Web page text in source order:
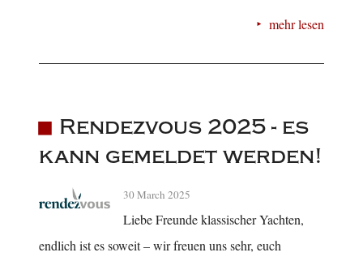
mehr lesen
Rendezvous 2025 - es
kann gemeldet werden!
30 March 2025
Liebe Freunde klassischer Yachten,
endlich ist es soweit – wir freuen uns sehr, euch